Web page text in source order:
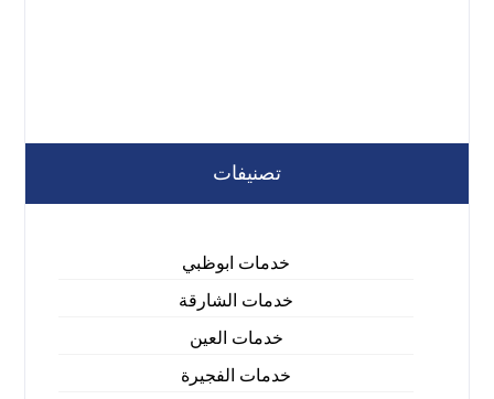
تصنيفات
خدمات ابوظبي
خدمات الشارقة
خدمات العين
خدمات الفجيرة